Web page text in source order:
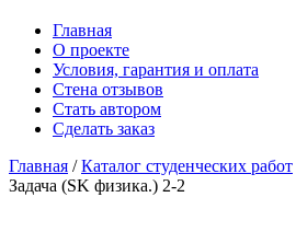
Главная
О проекте
Условия, гарантия и оплата
Стена отзывов
Стать автором
Сделать заказ
Главная /Каталог студенческих работ
Задача (SK физика.) 2-2